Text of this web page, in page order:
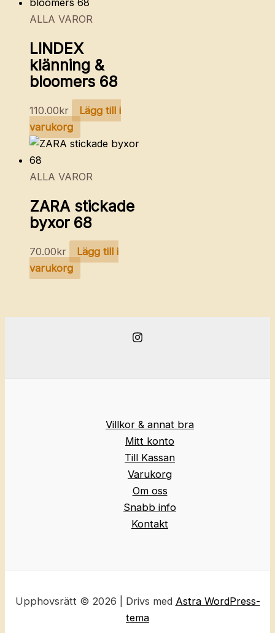
ALLA VAROR
LINDEX
klänning &
bloomers 68
110.00kr
Lägg till i
varukorg
ALLA VAROR
ZARA stickade
byxor 68
70.00kr
Lägg till i
varukorg
Villkor & annat bra
Mitt konto
Till Kassan
Varukorg
Om oss
Snabb info
Kontakt
Upphovsrätt © 2026 | Drivs med Astra WordPress-
tema